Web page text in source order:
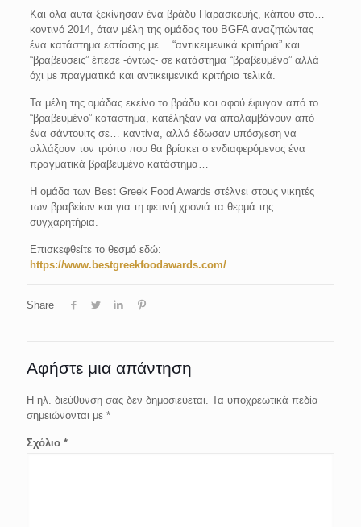
Και όλα αυτά ξεκίνησαν ένα βράδυ Παρασκευής, κάπου στο…
κοντινό 2014, όταν μέλη της ομάδας του BGFA αναζητώντας
ένα κατάστημα εστίασης με… “αντικειμενικά κριτήρια” και
“βραβεύσεις” έπεσε -όντως- σε κατάστημα “βραβευμένο” αλλά
όχι με πραγματικά και αντικειμενικά κριτήρια τελικά.
Τα μέλη της ομάδας εκείνο το βράδυ και αφού έφυγαν από το
“βραβευμένο” κατάστημα, κατέληξαν να απολαμβάνουν από
ένα σάντουιτς σε… καντίνα, αλλά έδωσαν υπόσχεση να
αλλάξουν τον τρόπο που θα βρίσκει ο ενδιαφερόμενος ένα
πραγματικά βραβευμένο κατάστημα…
Η ομάδα των Best Greek Food Awards στέλνει στους νικητές
των βραβείων και για τη φετινή χρονιά τα θερμά της
συγχαρητήρια.
Επισκεφθείτε το θεσμό εδώ:
https://www.bestgreekfoodawards.com/
Share
Αφήστε μια απάντηση
Η ηλ. διεύθυνση σας δεν δημοσιεύεται. Τα υποχρεωτικά πεδία
σημειώνονται με *
Σχόλιο *